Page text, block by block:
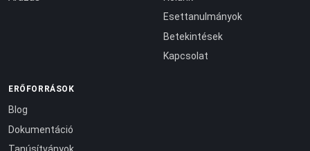
Esettanulmányok
Betekintések
Kapcsolat
ERŐFORRÁSOK
Blog
Dokumentáció